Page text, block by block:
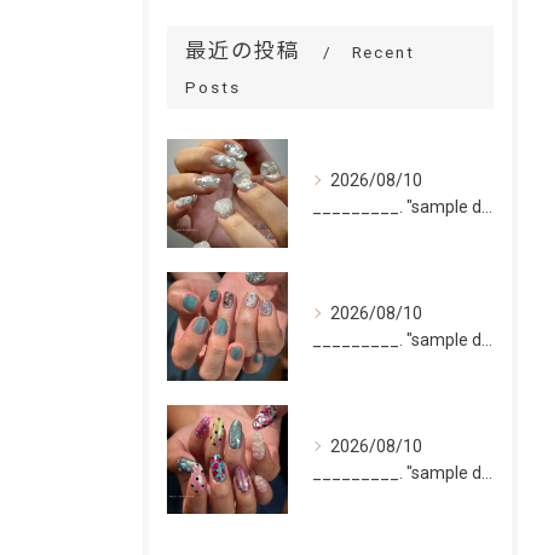
最近の投稿
Recent
Posts
2026/08/10
2026/08/10
2026/08/10